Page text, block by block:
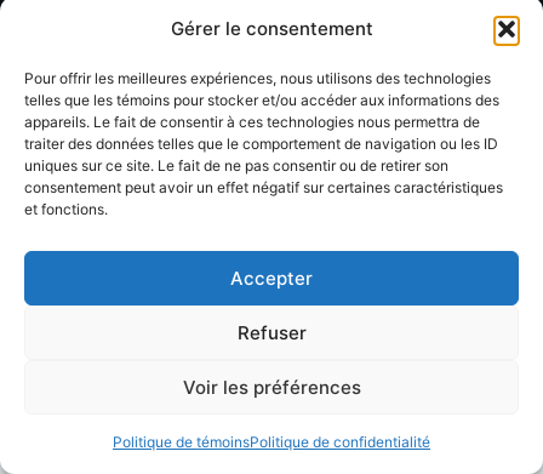
Gérer le consentement
Pour offrir les meilleures expériences, nous utilisons des technologies
telles que les témoins pour stocker et/ou accéder aux informations des
appareils. Le fait de consentir à ces technologies nous permettra de
traiter des données telles que le comportement de navigation ou les ID
uniques sur ce site. Le fait de ne pas consentir ou de retirer son
consentement peut avoir un effet négatif sur certaines caractéristiques
et fonctions.
Accepter
Refuser
Voir les préférences
Politique de témoinsPolitique de confidentialité
Devenir
membre
Blog / Articles
Formations
Événements
Linkedin
© 2026 LACOP Tous droits réservés | propulsé par